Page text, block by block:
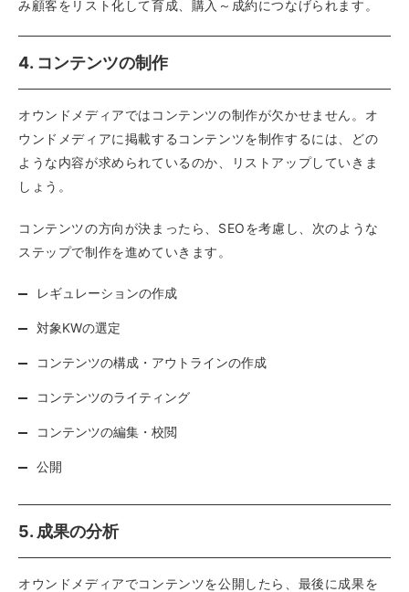
み顧客をリスト化して育成、購入～成約につなげられます。
4. コンテンツの制作
オウンドメディアではコンテンツの制作が欠かせません。オ
ウンドメディアに掲載するコンテンツを制作するには、どの
ような内容が求められているのか、リストアップしていきま
しょう。
コンテンツの方向が決まったら、SEOを考慮し、次のような
ステップで制作を進めていきます。
レギュレーションの作成
対象KWの選定
コンテンツの構成・アウトラインの作成
コンテンツのライティング
コンテンツの編集・校閲
公開
5. 成果の分析
オウンドメディアでコンテンツを公開したら、最後に成果を